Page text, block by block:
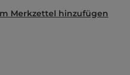
Merkzettel hinzufügen